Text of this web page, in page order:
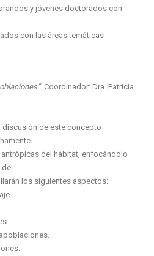
y jóvenes doctorados con
con las áreas temáticas
Coordinador: Dra. Patricia
discusión de este concepto
del hábitat, enfocándolo
de
los siguientes aspectos: